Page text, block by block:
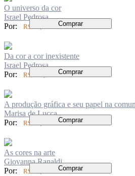
O universo da cor
Israel Pedrosa
Por:
R$ 94,00 Comprar
Da cor a cor inexistente
Israel Pedrosa
Por:
R$ 158,00 Comprar
A produção gráfica e seu papel na
Marisa de Lucca
Por:
R$ 94,00 Comprar
As cores na arte
Giovanna Ranaldi
Por:
R$ 84,00 Comprar